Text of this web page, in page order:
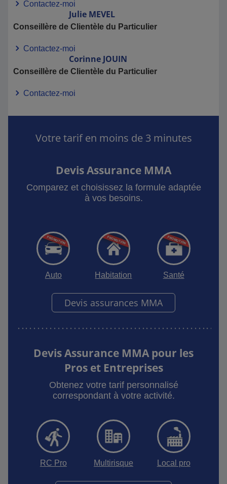
Contactez-moi
Julie MEVEL
Conseillère de Clientèle du Particulier
Contactez-moi
Corinne JOUIN
Conseillère de Clientèle du Particulier
Contactez-moi
Votre tarif en moins de 3 minutes
Devis Assurance MMA
Comparez et choisissez la formule adaptée
à vos besoins.
Auto Habitation Santé
Devis assurances MMA
Devis Assurance MMA pour les
Pros et Entreprises
Obtenez votre tarif personnalisé
correspondant à votre activité.
RC Pro Multirisque Local pro